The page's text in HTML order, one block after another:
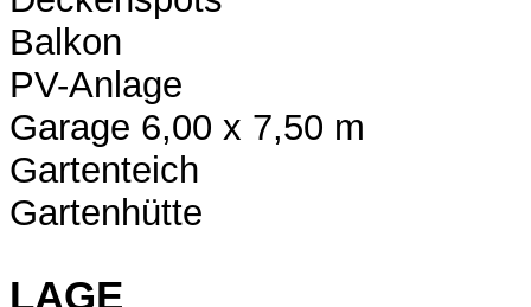
Balkon
PV-Anlage
Garage 6,00 x 7,50 m
Gartenteich
Gartenhütte
LAGE